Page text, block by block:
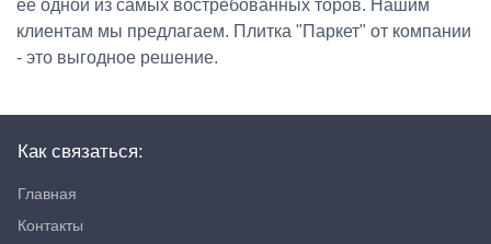
ее одной из самых востребованных торов. Нашим
клиентам мы предлагаем. Плитка "Паркет" от компании
- это выгодное решение.
Как связаться:
Главная
Контакты